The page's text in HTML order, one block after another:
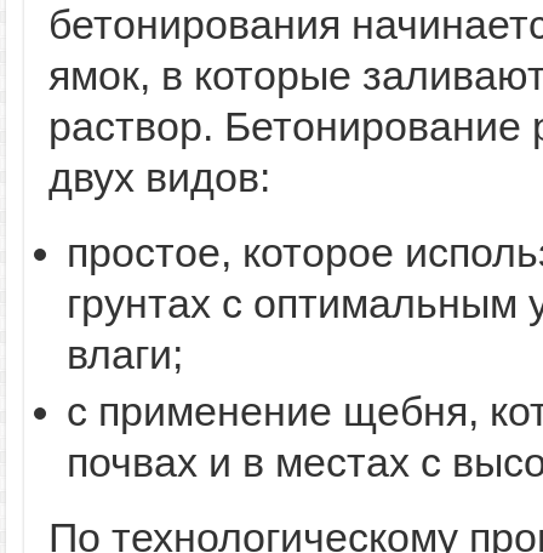
бетонирования
ямок, в которые
раствор. Бетонирование
двух видов:
простое, которое
грунтах с оптимальным
влаги;
с применение щебня,
почвах и в местах с
По технологическому